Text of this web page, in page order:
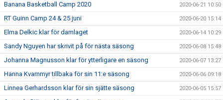
Banana Basketball Camp 2020 2020-06-21 10:50
RT Guinn Camp 24 & 25 juni 2020-06-20 15:14
Elma Delkic klar för damlaget 2020-06-14 10:29
Sandy Nguyen har skrivit på för nästa säsong 2020-06-08 15:48
Johanna Magnusson klar för ytterligare en säsong 2020-06-07 13:27
Hanna Kvarnmyr tillbaka för sin 11:e säsong 2020-06-06 09:18
Linnea Gerhardsson klar för sin sjätte säsong 2020-06-05 15:57